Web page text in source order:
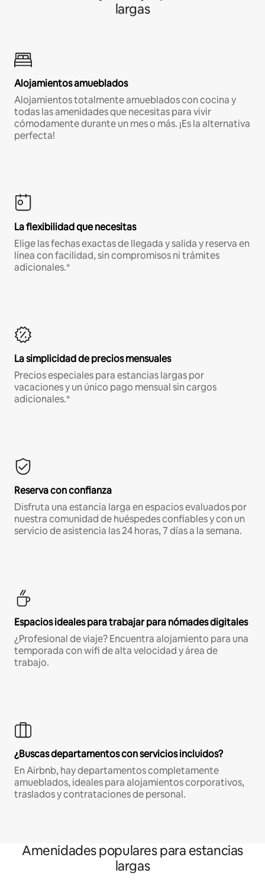
largas
Alojamientos amueblados
Alojamientos totalmente amueblados con cocina y
todas las amenidades que necesitas para vivir
cómodamente durante un mes o más. ¡Es la alternativa
perfecta!
La flexibilidad que necesitas
Elige las fechas exactas de llegada y salida y reserva en
línea con facilidad, sin compromisos ni trámites
adicionales.*
La simplicidad de precios mensuales
Precios especiales para estancias largas por
vacaciones y un único pago mensual sin cargos
adicionales.*
Reserva con confianza
Disfruta una estancia larga en espacios evaluados por
nuestra comunidad de huéspedes confiables y con un
servicio de asistencia las 24 horas, 7 días a la semana.
Espacios ideales para trabajar para nómades digitales
¿Profesional de viaje? Encuentra alojamiento para una
temporada con wifi de alta velocidad y área de
trabajo.
¿Buscas departamentos con servicios incluidos?
En Airbnb, hay departamentos completamente
amueblados, ideales para alojamientos corporativos,
traslados y contrataciones de personal.
Amenidades populares para estancias
largas